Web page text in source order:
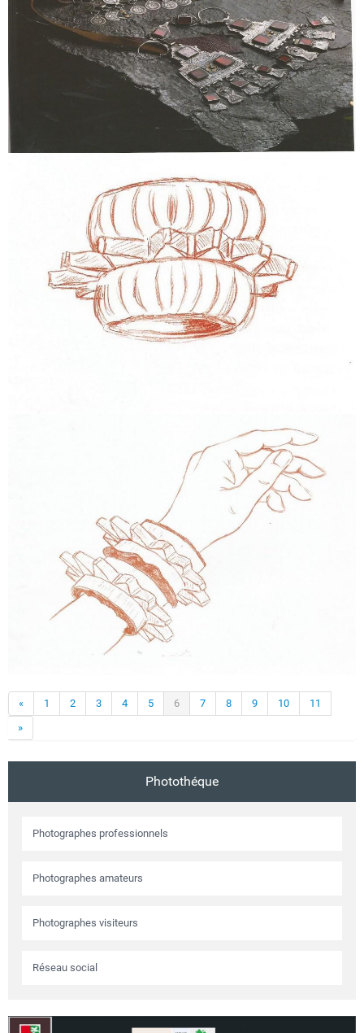
« 1 2 3 4 5 6 7 8 9 10
11
»
Photothéque
Photographes professionnels
Photographes amateurs
Photographes visiteurs
Réseau social